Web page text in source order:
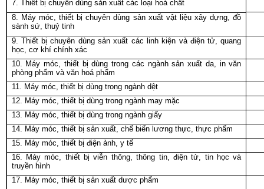
7. Thiết bị chuyên dùng sản xuất các loại hoá chất
8. Máy móc, thiết bị chuyên dùng sản xuất vật liệu xây dựng, đồ
sành sứ, thuỷ tinh
9. Thiết bị chuyên dùng sản xuất các linh kiện và điện tử, quang
học, cơ khí chính xác
10. Máy móc, thiết bị dùng trong các ngành sản xuất da, in văn
phòng phẩm và văn hoá phẩm
11. Máy móc, thiết bị dùng trong ngành dệt
12. Máy móc, thiết bị dùng trong ngành may mặc
13. Máy móc, thiết bị dùng trong ngành giấy
14. Máy móc, thiết bị sản xuất, chế biến lương thực, thực phẩm
15. Máy móc, thiết bị điện ảnh, y tế
16. Máy móc, thiết bị viễn thông, thông tin, điện tử, tin học và
truyền hình
17. Máy móc, thiết bị sản xuất dược phẩm